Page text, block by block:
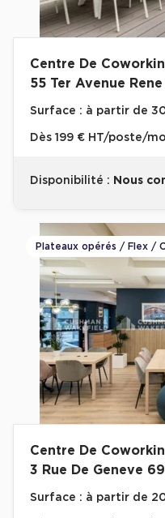
Collections de Logistique
Logistique urbaine
Entrepôts Messagerie
Entrepôts logistique
Entrepôts XXL
Location de Commerces
Location de Commerces
Location de Commerces
Location de Commerces
Location de Commerces
Achat de Commerces
Achat de Commerces à
Achat de Commerces à
Achat de Commerces à
Centre De
55 Ter Avenue
Surface : à partir de
Dès 199 € HT/poste/
Disponibilité : Nous
Plateaux opérés / Flex /
Centre De
3 Rue De Geneve
Surface : à partir de